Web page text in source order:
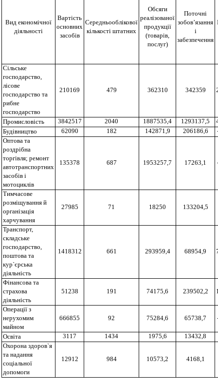
Вид економічної
діяльності
Вартість
основних
засобів
Середньооблікової
кількості штатних
Обсяги
реалізованої
продукції
(товарів,
послуг)
Поточні
зобов’язання
і
забезпечення
Сільське
господарство,
лісове
господарство та
рибне
господарство
210169 479 362310 342359
Промисловість 3842517 2040 1887535,4 1293137,5
Будівництво
62090 182 142871,9 206186,6
Оптова та
роздрібна
торгівля; ремонт
автотранспортних
засобів і
мотоциклів
135378 687 1953257,7 17263,1
Тимчасове
розміщування й
організація
харчування
27985 71 18250 133204,5
Транспорт,
складське
господарство,
поштова та
кур`єрська
діяльність
1418312 661 293959,4 68954,9
Фінансова та
страхова
діяльність
51238 191 74175,6 239502,2
Операції з
нерухомим
майном
666855 92 75284,6 65738,7
Освіта 3117 1434 1975,6
13432,8
Охорона здоров`я
та надання
соціальної
допомоги
12912 984 10573,2 4168,1